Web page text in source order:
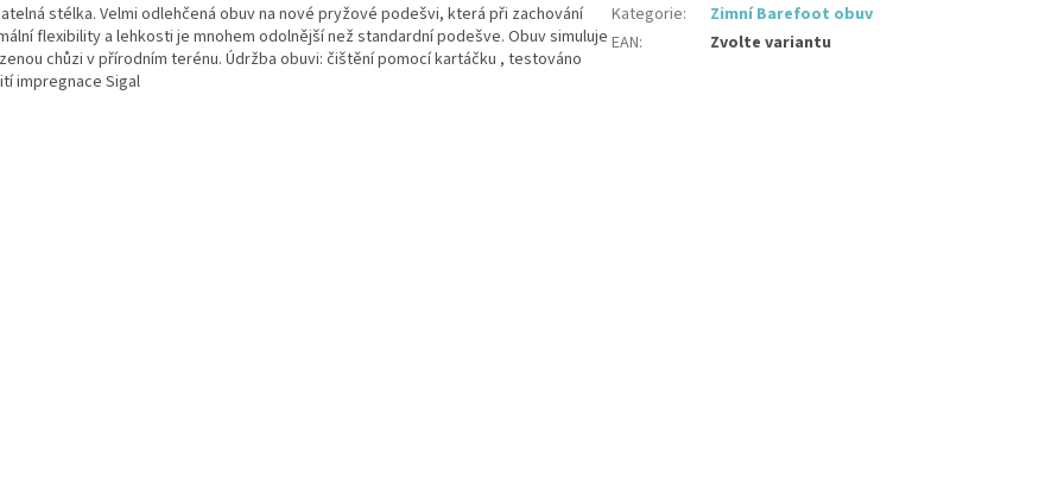
stélka. Velmi odlehčená obuv na nové pryžové podešvi, která při zachování
flexibility a lehkosti je mnohem odolnější než standardní podešve. Obuv simuluje
chůzi v přírodním terénu. Údržba obuvi: čištění pomocí kartáčku , testováno
impregnace Sigal
Kategorie:
Zimní Barefoot obuv
EAN: Zvolte variantu